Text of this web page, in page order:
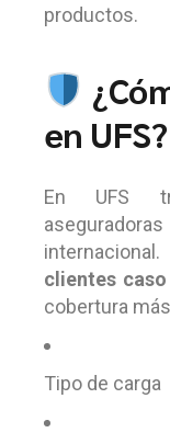
productos.
en UFS?
En UFS
clientes
cobertura
Tipo de carga